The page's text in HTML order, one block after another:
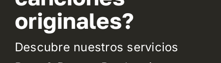
originales?
Descubre nuestros servicios